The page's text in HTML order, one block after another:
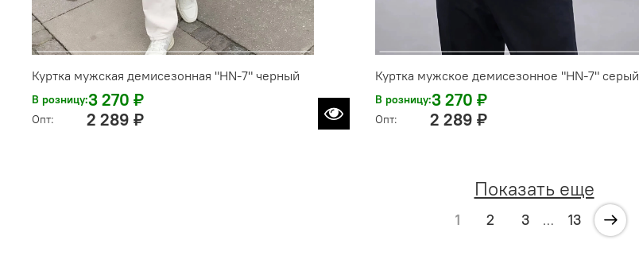
Куртка мужская демисезонная "HN-7" черный
В розницу:3 270 ₽
Опт: 2 289 ₽
Куртка мужское демисезонное "HN-7" серый
В розницу:3 270 ₽
Опт: 2 289 ₽
Показать еще
1 2 3 … 13